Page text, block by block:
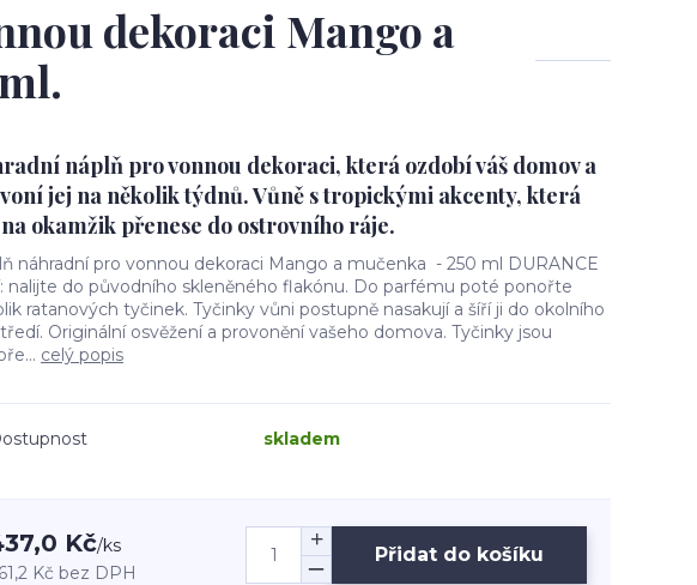
dekoraci Mango a
náplň pro vonnou dekoraci, která ozdobí váš domov a
jej na několik týdnů. Vůně s tropickými akcenty, která
okamžik přenese do ostrovního ráje.
náhradní pro vonnou dekoraci Mango a mučenka - 250 ml DURANCE
nalijte do původního skleněného flakónu. Do parfému poté ponořte
ratanových tyčinek. Tyčinky vůni postupně nasakují a šíří ji do okolního
Originální osvěžení a provonění vašeho domova. Tyčinky jsou
celý popis
skladem
Kč/ks
Kč bez DPH
Přidat do košíku